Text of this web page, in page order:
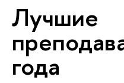
Лучшие
года